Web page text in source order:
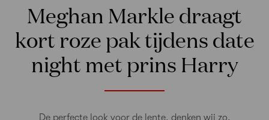
Meghan Markle draagt
kort roze pak tijdens date
night met prins Harry
De perfecte look voor de lente, denken wij zo.